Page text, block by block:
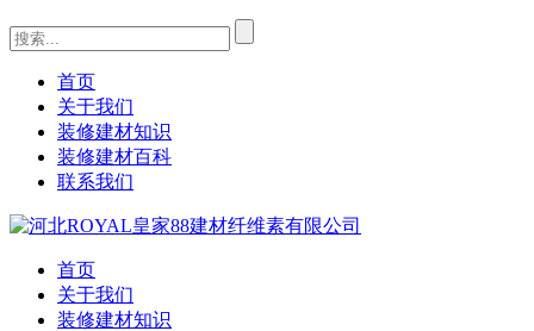
首页
关于我们
装修建材知识
装修建材百科
联系我们
首页
关于我们
装修建材知识